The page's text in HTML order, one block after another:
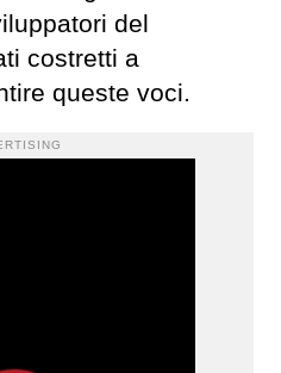
del
costretti a
queste voci.